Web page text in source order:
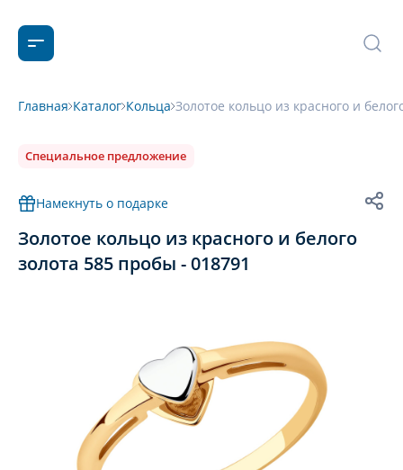
Главная Каталог Кольца Золотое кольцо из красного и
Специальное предложение
Намекнуть о подарке
Золотое кольцо из красного и белого
золота 585 пробы - 018791